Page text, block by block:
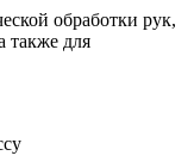
обработки рук,
также для